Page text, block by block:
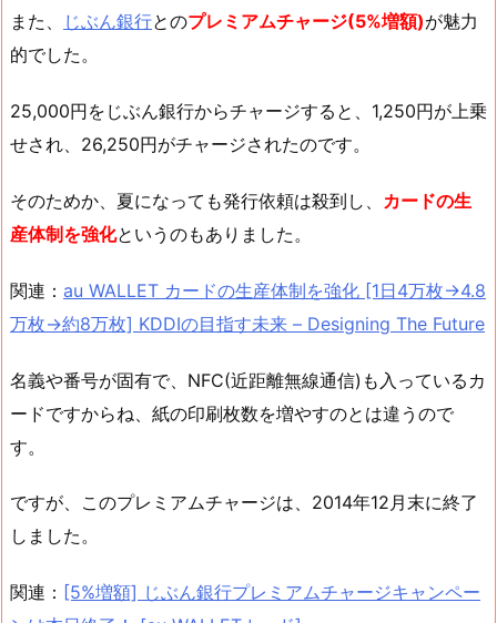
また、 じぶん銀行とのプレミアムチャージ(5%増額)が魅力
的でした。
25,000円をじぶん銀行からチャージすると、1,250円が上乗
せされ、26,250円がチャージされたのです。
そのためか、夏になっても発行依頼は殺到し、 カードの生
産体制を強化というのもありました。
関連： au WALLET カードの生産体制を強化 [1日4万枚→4.8
万枚→約8万枚] KDDIの目指す未来 – Designing The Future
名義や番号が固有で、NFC(近距離無線通信)も入っているカ
ードですからね、紙の印刷枚数を増やすのとは違うので
す。
ですが、このプレミアムチャージは、2014年12月末に終了
しました。
関連： [5%増額] じぶん銀行プレミアムチャージキャンペー